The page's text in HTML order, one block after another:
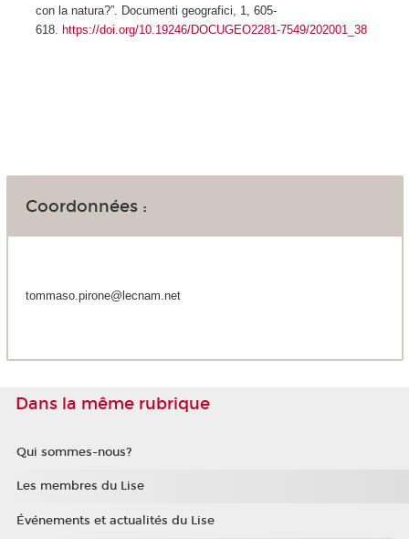
con la natura?”. Documenti geografici, 1, 605-
618. https://doi.org/10.19246/DOCUGEO2281-7549/202001_38
Coordonnées :
tommaso.pirone@lecnam.net
Dans la même rubrique
Qui sommes-nous?
Les membres du Lise
Événements et actualités du Lise